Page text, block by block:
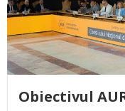
Obiectivul